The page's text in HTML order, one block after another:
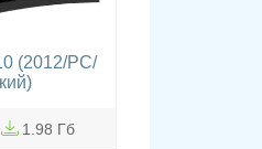
(2012/PC/
1.98 Гб